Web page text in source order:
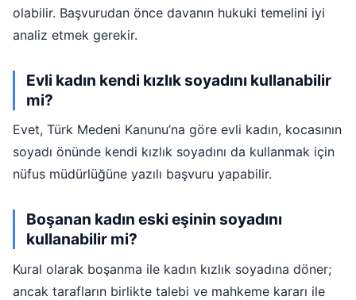
olabilir. Başvurudan önce davanın hukuki temelini iyi
analiz etmek gerekir.
Evli kadın kendi kızlık soyadını kullanabilir
mi?
Evet, Türk Medeni Kanunu’na göre evli kadın, kocasının
soyadı önünde kendi kızlık soyadını da kullanmak için
nüfus müdürlüğüne yazılı başvuru yapabilir.
Boşanan kadın eski eşinin soyadını
kullanabilir mi?
Kural olarak boşanma ile kadın kızlık soyadına döner;
ancak tarafların birlikte talebi ve mahkeme kararı ile